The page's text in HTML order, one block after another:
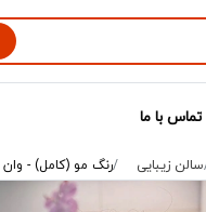
تماس با ما
سالن زیبایی رنگ مو (کامل) - وان